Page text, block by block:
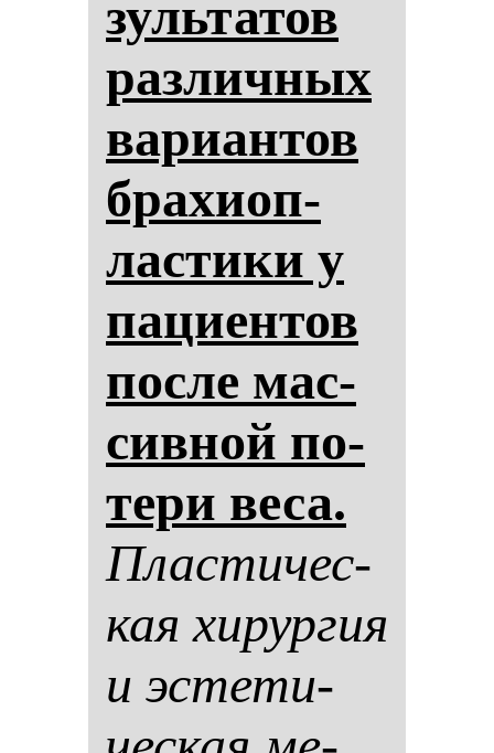
зуль­та­тов
раз­лич­ных
ва­ри­ан­тов
бра­хи­оп­
лас­ти­ки у
па­ци­ен­тов
пос­ле мас­
сив­ной по­
те­ри ве­са.
Плас­ти­чес­
кая хи­рур­гия
и эс­те­ти­